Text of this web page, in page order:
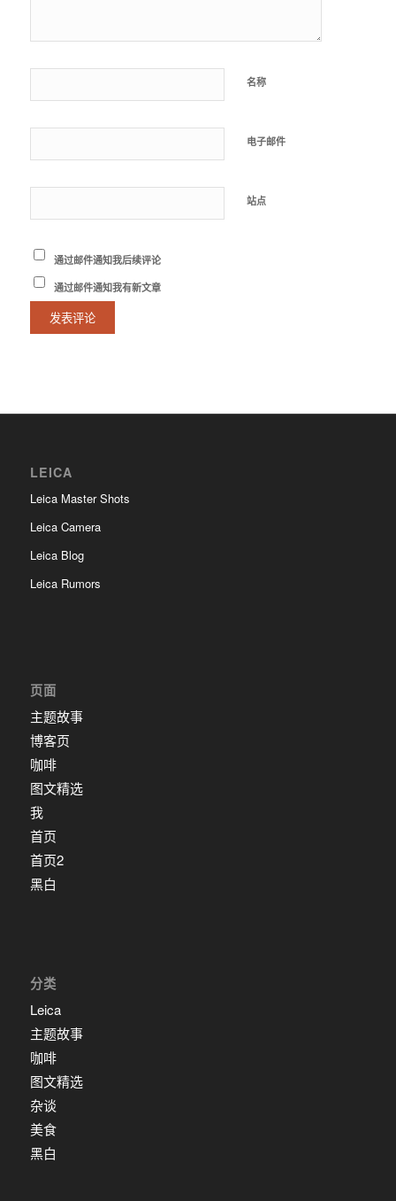
名称
电子邮件
站点
通过邮件通知我后续评论
通过邮件通知我有新文章
LEICA
Leica Master Shots
Leica Camera
Leica Blog
Leica Rumors
页面
主题故事
博客页
咖啡
图文精选
我
首页
首页2
黑白
分类
Leica
主题故事
咖啡
图文精选
杂谈
美食
黑白